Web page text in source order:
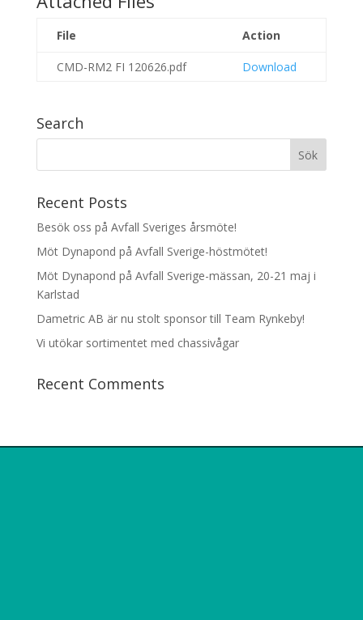
File Action
CMD-RM2 FI 120626.pdf Download
Search
Recent Posts
Besök oss på Avfall Sveriges årsmöte!
Möt Dynapond på Avfall Sverige-höstmötet!
Möt Dynapond på Avfall Sverige-mässan, 20-21 maj i
Karlstad
Dametric AB är nu stolt sponsor till Team Rynkeby!
Vi utökar sortimentet med chassivågar
Recent Comments